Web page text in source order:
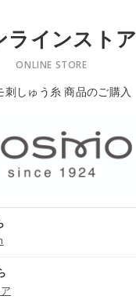
ラインストア
ONLINE STORE
刺しゅう糸 商品のご購入